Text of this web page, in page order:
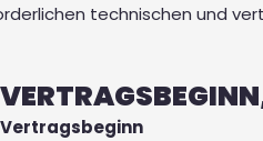
technischen und
Vertragsbeginn